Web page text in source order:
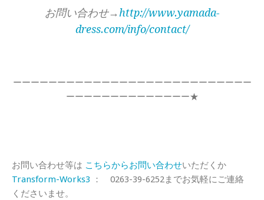
お問い合わせ→http://www.yamada-
dress.com/info/contact/
ーーーーーーーーーーーーーーーーーーーーーーーーーーー
ーーーーーーーーーーーーーー★
お問い合わせ等は こちらからお問い合わせいただくか
Transform-Works3 ： 0263-39-6252までお気軽にご連絡
くださいませ。